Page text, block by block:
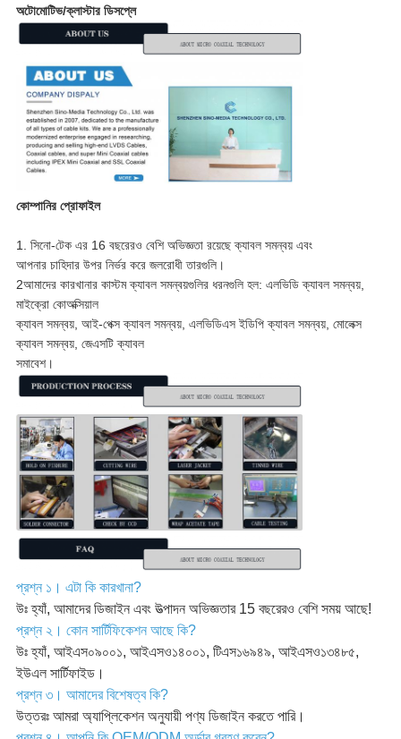
অটোমোটিভ/ক্লাস্টার ডিসপ্লে
কোম্পানির প্রোফাইল
1. সিনো-টেক এর 16 বছরেরও বেশি অভিজ্ঞতা রয়েছে ক্যাবল সমন্বয় এবং
আপনার চাহিদার উপর নির্ভর করে জলরোধী তারগুলি।
2আমাদের কারখানার কাস্টম ক্যাবল সমন্বয়গুলির ধরনগুলি হল: এলভিডি ক্যাবল সমন্বয়,
মাইক্রো কোঅক্সিয়াল
ক্যাবল সমন্বয়, আই-পেক্স ক্যাবল সমন্বয়, এলভিডিএস ইডিপি ক্যাবল সমন্বয়, মোলেক্স
ক্যাবল সমন্বয়, জেএসটি ক্যাবল
সমাবেশ।
প্রশ্ন ১। এটা কি কারখানা?
উঃ হ্যাঁ, আমাদের ডিজাইন এবং উত্পাদন অভিজ্ঞতার 15 বছরেরও বেশি সময় আছে!
প্রশ্ন ২। কোন সার্টিফিকেশন আছে কি?
উঃ হ্যাঁ, আইএস০৯০০১, আইএসও১৪০০১, টিএস১৬৯৪৯, আইএসও১৩৪৮৫,
ইউএল সার্টিফাইড।
প্রশ্ন ৩। আমাদের বিশেষত্ব কি?
উত্তরঃ আমরা অ্যাপ্লিকেশন অনুযায়ী পণ্য ডিজাইন করতে পারি।